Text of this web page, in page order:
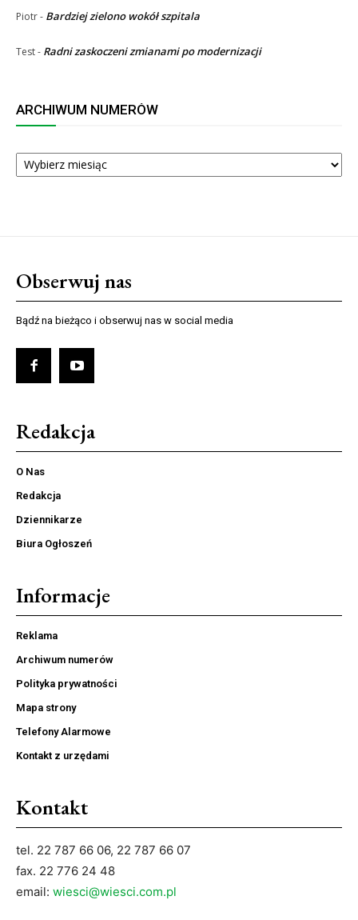
Piotr- Bardziej zielono wokół szpitala
Test- Radni zaskoczeni zmianami po modernizacji
ARCHIWUM NUMERÓW
ARCHIWUM
NUMERÓW
Obserwuj nas
Bądź na bieżąco i obserwuj nas w social media
Redakcja
O Nas
Redakcja
Dziennikarze
Biura Ogłoszeń
Informacje
Reklama
Archiwum numerów
Polityka prywatności
Mapa strony
Telefony Alarmowe
Kontakt z urzędami
Kontakt
tel. 22 787 66 06, 22 787 66 07
fax. 22 776 24 48
email: wiesci@wiesci.com.pl